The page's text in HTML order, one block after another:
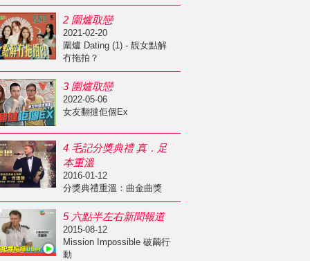
2 圍爐取戀
2021-02-20
圍爐 Dating (1) - 靚女點解
冇拖拍？
3 圍爐取戀
2022-05-06
女友翻撻佢個Ex
4 毛記分獎典禮 真．足
本重溫
2016-01-12
分獎典禮重溫：曲金曲獎
5 六點半左右新聞報道
2015-08-12
Mission Impossible 破繭行
動